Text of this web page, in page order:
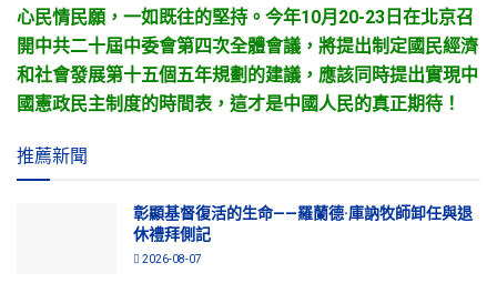
心民情民願，一如既往的堅持。今年10月20-23日在北京召
開中共二十屆中委會第四次全體會議，將提出制定國民經濟
和社會發展第十五個五年規劃的建議，應該同時提出實現中
國憲政民主制度的時間表，這才是中國人民的真正期待！
推薦新聞
彰顯基督復活的生命——羅蘭德·庫訥牧師卸任與退
休禮拜側記
2026-08-07